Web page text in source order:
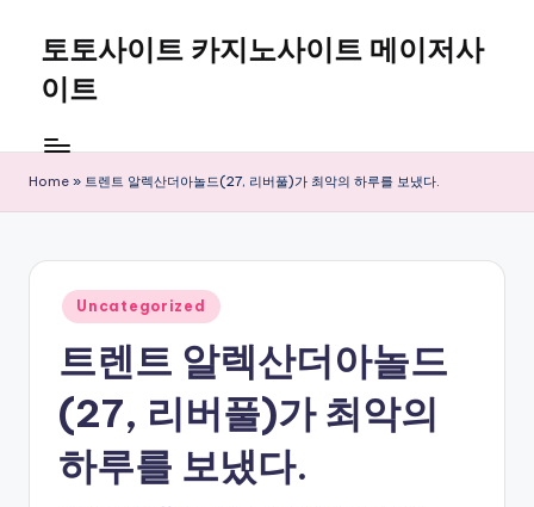
content
토토사이트 카지노사이트 메이저사
이트
Home » 트렌트 알렉산더아놀드(27, 리버풀)가 최악의 하루를 보냈다.
Posted
in
Uncategorized
트렌트 알렉산더아놀드
(27, 리버풀)가 최악의
하루를 보냈다.